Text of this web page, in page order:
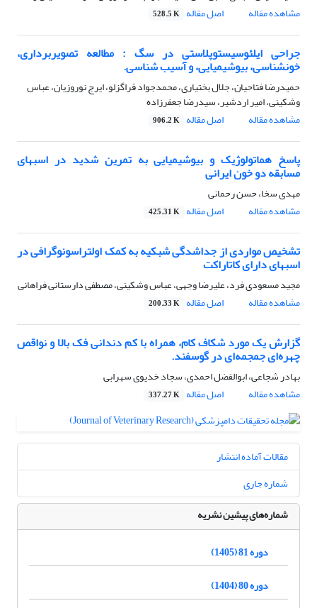
مشاهده مقاله
اصل مقاله 528.5 K
جراحی ایلئوسیستوپلاستی در سگ : مطالعه تصویربرداری،
خونشناسی، بیوشیمیایی، و آسیب شناسی.
حمیدرضا فتاحیان، جلال بختیاری، محمدجواد قراگزلو، ایرج نوروزیان، عباس
وشکینی، امیر اردشیر، سیدرضا جعفرزاده
مشاهده مقاله
اصل مقاله 906.2 K
پاسخ هماتولوژیک و بیوشیمیایی به تمرین شدید در اسبهای
مسابقه دو خون ایرانی
مهدی سخا، حسن رحمانی
مشاهده مقاله
اصل مقاله 425.31 K
تشخیص مواردی از جداشدگی شبکیه به کمک اولتراسونوگرافی در
اسبهای دارای کاتاراکت
مجید مسعودی فرد، علیرضا وجهی، عباس وشکینی، مصطفی دارستانی فراهانی
مشاهده مقاله
اصل مقاله 200.33 K
گزارش یک مورد شکاف کام، همراه با کم دندانی فک بالا و نواقص
چهره‌ای جمجمه‌ای در گوسفند.
بهادر شجاعی، ابوالفضل احمدی، سجاد خدیوی سهرابی
مشاهده مقاله
اصل مقاله 337.27 K
مقالات آماده انتشار
شماره جاری
شماره‌های پیشین نشریه
دوره 81 (1405)
دوره 80 (1404)